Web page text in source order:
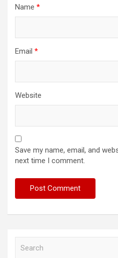
Name *
Email *
Website
Save my name, email, and
next time I comment.